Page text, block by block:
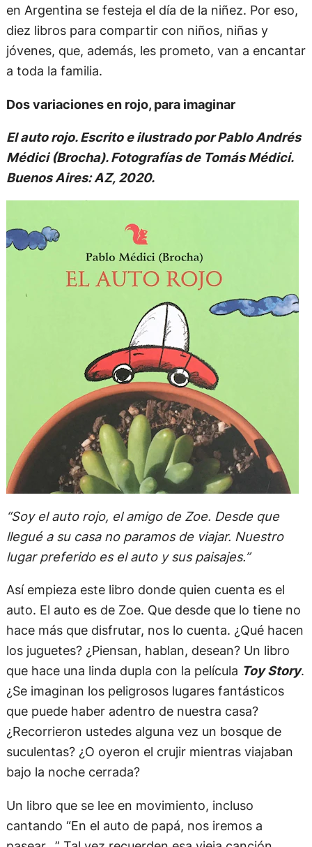
en Argentina se festeja el día de la niñez. Por eso,
diez libros para compartir con niños, niñas y
jóvenes, que, además, les prometo, van a encantar
a toda la familia.
Dos variaciones en rojo, para imaginar
El auto rojo. Escrito e ilustrado por Pablo Andrés
Médici (Brocha). Fotografías de Tomás Médici.
Buenos Aires: AZ, 2020.
“Soy el auto rojo, el amigo de Zoe. Desde que
llegué a su casa no paramos de viajar. Nuestro
lugar preferido es el auto y sus paisajes.”
Así empieza este libro donde quien cuenta es el
auto. El auto es de Zoe. Que desde que lo tiene no
hace más que disfrutar, nos lo cuenta. ¿Qué hacen
los juguetes? ¿Piensan, hablan, desean? Un libro
que hace una linda dupla con la película Toy Story.
¿Se imaginan los peligrosos lugares fantásticos
que puede haber adentro de nuestra casa?
¿Recorrieron ustedes alguna vez un bosque de
suculentas? ¿O oyeron el crujir mientras viajaban
bajo la noche cerrada?
Un libro que se lee en movimiento, incluso
cantando “En el auto de papá, nos iremos a